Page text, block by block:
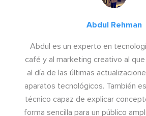
Abdul Rehman
Abdul es un experto en
café y al marketing creativo al
al día de las últimas
aparatos tecnológicos. También
técnico capaz de explicar
forma sencilla para un público